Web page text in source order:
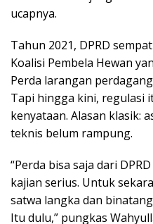
ucapnya.
Tahun 2021, DPRD
Koalisi Pembela Hewan
Perda larangan
Tapi hingga kini, regulasi
kenyataan. Alasan klasik:
teknis belum rampung.
“Perda bisa saja dari
kajian serius. Untuk
satwa langka dan
Itu dulu,” pungkas